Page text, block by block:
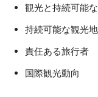
観光と持続可能
持続可能な観光
責任ある旅行者
国際観光動向